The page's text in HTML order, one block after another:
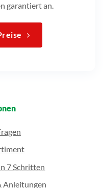
garantiert an.
7 Schritten
Anleitungen